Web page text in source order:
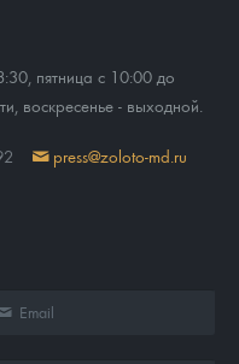
пятница с 10:00 до
воскресенье - выходной.
press@zoloto-md.ru